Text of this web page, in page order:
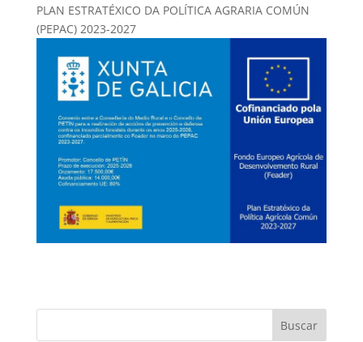
PLAN ESTRATÉXICO DA POLÍTICA AGRARIA COMÚN
(PEPAC) 2023-2027